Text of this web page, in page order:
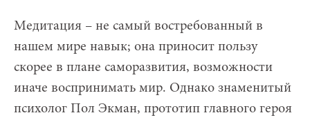
Медитация – не самый востребованный в
нашем мире навык; она приносит пользу
скорее в плане саморазвития, возможности
иначе воспринимать мир. Однако знаменитый
психолог Пол Экман, прототип главного героя